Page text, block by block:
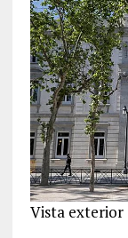
Vista exterior